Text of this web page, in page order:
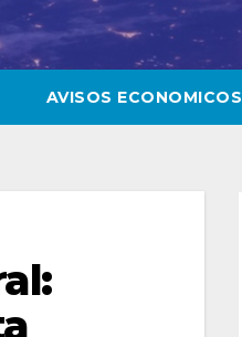
AVISOS ECONOMICOS